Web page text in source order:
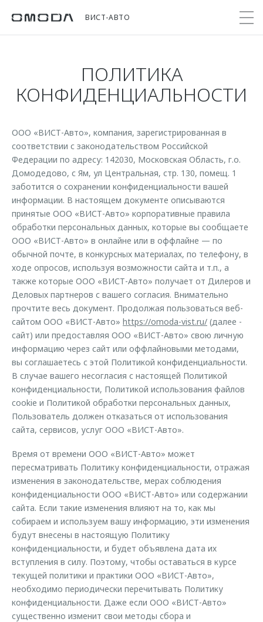
ВИСТ-АВТО
Модели
от 2 299 000 ₽*
C7
от 2 739 000 ₽*
Покупателям
Сравнить комплектации
Записаться на тест-драйв
Cпецпредложения
Прайс-листы
OMODA Лизинг
Кредит и страхование
Кредитные программы
Страхование
Кредитный калькулятор
Аксессуары
Одежда и сувениры
Оригинальные аксессуары
Запчасти
Трейд-ин
Калькулятор трейд-ин
Владельцам
Записаться на сервис
Кузовной ремонт
Поддержка
Помощь на дороге
Гарантия
Дополнительная техническая поддержка
Руководства по эксплуатации
Клиентская поддержка
O&J Автоклуб
Клуб владельцев OMODA
Приложение O&J
Аксессуары
Одежда и сувениры
Оригинальные аксессуары
Запчасти
Мир OMODA
Новости
Онлайн-сервисы
Приложение O&J
Клуб владельцев OMODA
Бренд JAECOO
Правовая информация
Обратная связь
ПОЛИТИКА
КОНФИДЕНЦИАЛЬНОСТИ
ООО «ВИСТ-Авто», компания, зарегистрированная в
соответствии с законодательством Российской
Федерации по адресу: 142030, Московская Область, г.о.
Домодедово, с Ям, ул Центральная, стр. 130, помещ. 1
заботится о сохранении конфиденциальности вашей
информации. В настоящем документе описываются
принятые ООО «ВИСТ-Авто» корпоративные правила
обработки персональных данных, которые вы сообщаете
ООО «ВИСТ-Авто» в онлайне или в оффлайне — по
обычной почте, в конкурсных материалах, по телефону, в
ходе опросов, используя возможности сайта и т.п., а
также которые ООО «ВИСТ-Авто» получает от Дилеров и
Деловых партнеров с вашего согласия. Внимательно
прочтите весь документ. Продолжая пользоваться веб-
сайтом ООО «ВИСТ-Авто» https://omoda-vist.ru/ (далее -
сайт) или предоставляя ООО «ВИСТ-Авто» свою личную
информацию через сайт или оффлайновыми методами,
вы соглашаетесь с этой Политикой конфиденциальности.
В случае вашего несогласия с настоящей Политикой
конфиденциальности, Политикой использования файлов
cookie и Политикой обработки персональных данных,
Пользователь должен отказаться от использования
сайта, сервисов, услуг ООО «ВИСТ-Авто».
Время от времени ООО «ВИСТ-Авто» может
пересматривать Политику конфиденциальности, отражая
изменения в законодательстве, мерах соблюдения
конфиденциальности ООО «ВИСТ-Авто» или содержании
сайта. Если такие изменения влияют на то, как мы
собираем и используем вашу информацию, эти изменения
будут внесены в настоящую Политику
конфиденциальности, и будет объявлена дата их
вступления в силу. Поэтому, чтобы оставаться в курсе
текущей политики и практики ООО «ВИСТ-Авто»,
необходимо периодически перечитывать Политику
конфиденциальности. Даже если ООО «ВИСТ-Авто»
существенно изменит свои методы сбора и